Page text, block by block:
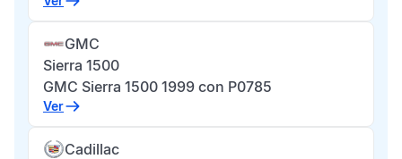
GMC
Sierra 1500
GMC Sierra 1500 1999 con P0785
Ver
Cadillac